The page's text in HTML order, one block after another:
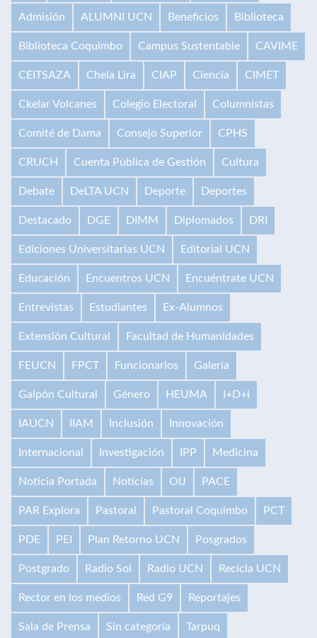
Admisión ALUMNI UCN Beneficios Biblioteca
Biblioteca Coquimbo Campus Sustentable CAVIME
CEITSAZA Chela Lira CIAP Ciencia CIMET
Ckelar Volcanes Colegio Electoral Columnistas
Comité de Dama Consejo Superior CPHS
CRUCH Cuenta Pública de Gestión Cultura
Debate DeLTA UCN Deporte Deportes
Destacado DGE DIMM Diplomados DRI
Ediciones Universitarias UCN Editorial UCN
Educación Encuentros UCN Encuéntrate UCN
Entrevistas Estudiantes Ex-Alumnos
Extensión Cultural Facultad de Humanidades
FEUCN FPCT Funcionarios Galería
Galpón Cultural Género HEUMA I+D+i
IAUCN IIAM Inclusión Innovación
Internacional Investigación IPP Medicina
Noticia Portada Noticias OIJ PACE
PAR Explora Pastoral Pastoral Coquimbo PCT
PDE PEI Plan Retorno UCN Posgrados
Postgrado Radio Sol Radio UCN Recicla UCN
Rector en los medios Red G9 Reportajes
Sala de Prensa Sin categoría Tarpuq